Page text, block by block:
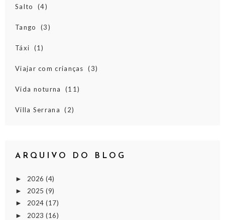
Salto (4)
Tango (3)
Táxi (1)
Viajar com crianças (3)
Vida noturna (11)
Villa Serrana (2)
ARQUIVO DO BLOG
► 2026 (4)
► 2025 (9)
► 2024 (17)
► 2023 (16)